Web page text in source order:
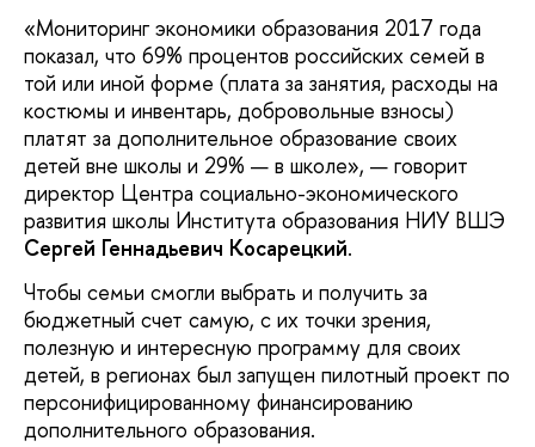
«Мониторинг экономики образования 2017 года
показал, что 69% процентов российских семей в
той или иной форме (плата за занятия, расходы на
костюмы и инвентарь, добровольные взносы)
платят за дополнительное образование своих
детей вне школы и 29% — в школе», — говорит
директор Центра социально-экономического
развития школы Института образования НИУ ВШЭ
Сергей Геннадьевич Косарецкий.
Чтобы семьи смогли выбрать и получить за
бюджетный счет самую, с их точки зрения,
полезную и интересную программу для своих
детей, в регионах был запущен пилотный проект по
персонифицированному финансированию
дополнительного образования.